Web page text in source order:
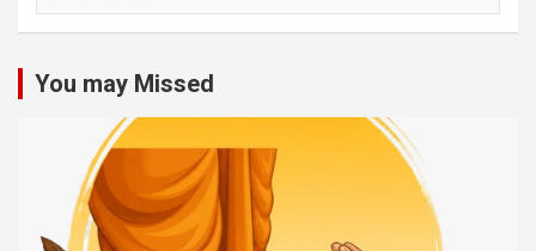
You may Missed